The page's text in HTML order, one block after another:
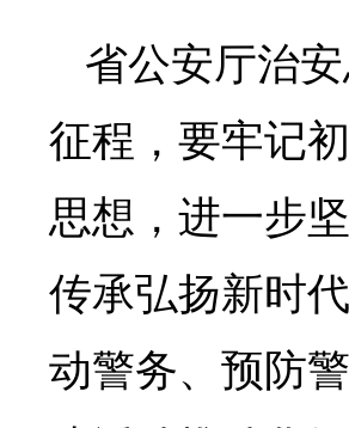
省公安厅治
征程，要牢记
思想，进一步
传承弘扬新时
动警务、预防